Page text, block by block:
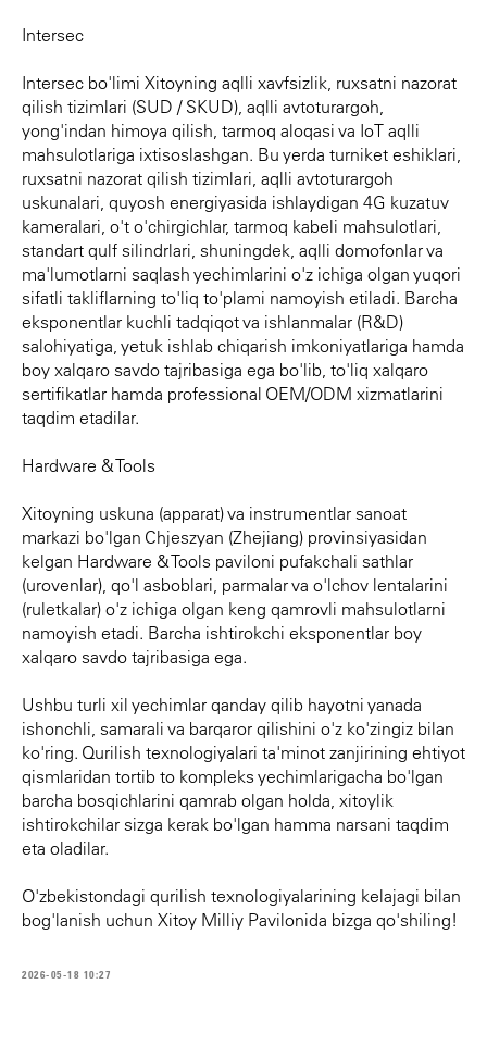
Intersec
Intersec bo'limi Xitoyning aqlli xavfsizlik, ruxsatni nazorat
qilish tizimlari (SUD / SKUD), aqlli avtoturargoh,
yong'indan himoya qilish, tarmoq aloqasi va IoT aqlli
mahsulotlariga ixtisoslashgan. Bu yerda turniket eshiklari,
ruxsatni nazorat qilish tizimlari, aqlli avtoturargoh
uskunalari, quyosh energiyasida ishlaydigan 4G kuzatuv
kameralari, o't o'chirgichlar, tarmoq kabeli mahsulotlari,
standart qulf silindrlari, shuningdek, aqlli domofonlar va
ma'lumotlarni saqlash yechimlarini o'z ichiga olgan yuqori
sifatli takliflarning to'liq to'plami namoyish etiladi. Barcha
eksponentlar kuchli tadqiqot va ishlanmalar (R&D)
salohiyatiga, yetuk ishlab chiqarish imkoniyatlariga hamda
boy xalqaro savdo tajribasiga ega bo'lib, to'liq xalqaro
sertifikatlar hamda professional OEM/ODM xizmatlarini
taqdim etadilar.
Hardware & Tools
Xitoyning uskuna (apparat) va instrumentlar sanoat
markazi bo'lgan Chjeszyan (Zhejiang) provinsiyasidan
kelgan Hardware & Tools paviloni pufakchali sathlar
(urovenlar), qo'l asboblari, parmalar va o'lchov lentalarini
(ruletkalar) o'z ichiga olgan keng qamrovli mahsulotlarni
namoyish etadi. Barcha ishtirokchi eksponentlar boy
xalqaro savdo tajribasiga ega.
Ushbu turli xil yechimlar qanday qilib hayotni yanada
ishonchli, samarali va barqaror qilishini o'z ko'zingiz bilan
ko'ring. Qurilish texnologiyalari ta'minot zanjirining ehtiyot
qismlaridan tortib to kompleks yechimlarigacha bo'lgan
barcha bosqichlarini qamrab olgan holda, xitoylik
ishtirokchilar sizga kerak bo'lgan hamma narsani taqdim
eta oladilar.
O'zbekistondagi qurilish texnologiyalarining kelajagi bilan
bog'lanish uchun Xitoy Milliy Pavilonida bizga qo'shiling!
2026-05-18 10:27